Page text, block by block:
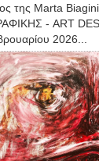
της Marta
- ART
2026...